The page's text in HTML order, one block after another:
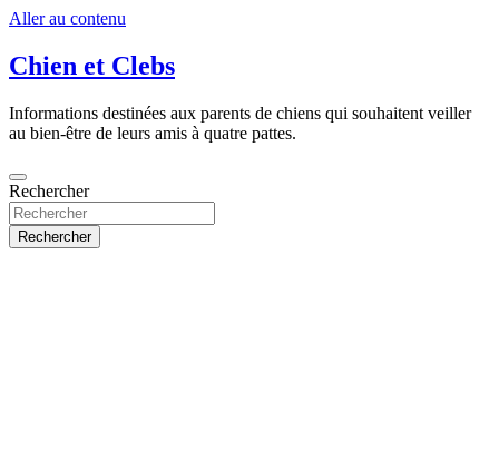
Aller au contenu
Chien et Clebs
Informations destinées aux parents de chiens qui souhaitent veiller
au bien-être de leurs amis à quatre pattes.
Rechercher
Rechercher